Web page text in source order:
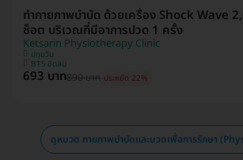
ทำกายภาพบำบัด ด้วยเครื่อง Shock Wave
ช็อต บริเวณที่มีอาการปวด 1 ครั้ง
Ketsarin Physiotherapy Clinic
ปทุมวัน
BTS ชิดลม
693 บาท890 บาท ประหยัด 22%
ดูหมวด กายภาพบำบัดและนวดเพื่อการรักษา